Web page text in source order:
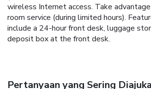
wireless Internet access. Take
room service (during limited hours).
include a 24-hour front desk, luggage
deposit box at the front desk.
Pertanyaan yang Sering